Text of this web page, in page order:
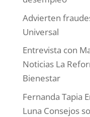
Advierten
Universal
Entrevista con
Noticias La
Bienestar
Fernanda Tapia
Luna Consejos